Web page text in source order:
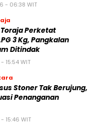
- 06:38 WIT
Perketat
3 Kg, Pangkalan
Ditindak
15:54 WIT
Stoner Tak Berujung,
Penanganan
15:46 WIT